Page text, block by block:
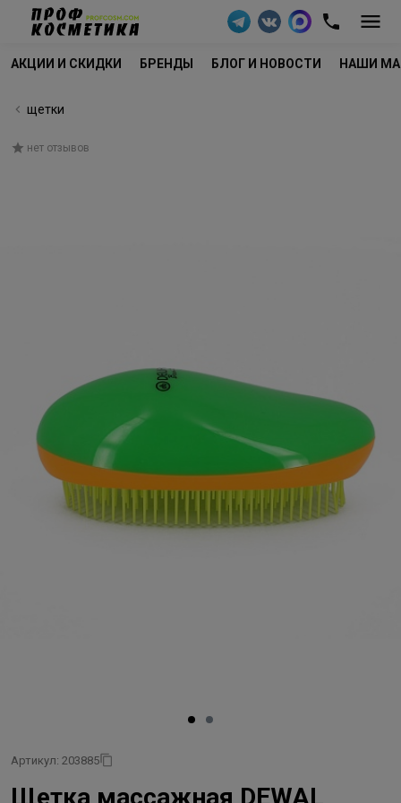
АКЦИИ И СКИДКИ БРЕНДЫ БЛОГ И НОВОСТИ НАШИ
щетки
нет отзывов
Артикул: 203885
Щетка массажная DEWAL